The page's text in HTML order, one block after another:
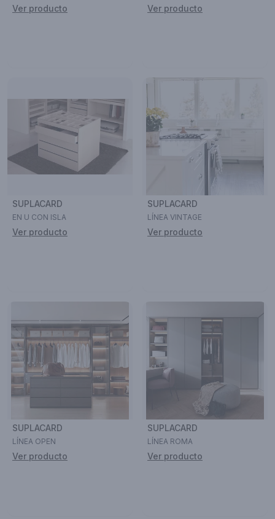
Ver producto Ver producto
SUPLACARD
EN U CON ISLA
Ver producto
SUPLACARD
LÍNEA VINTAGE
Ver producto
SUPLACARD
LÍNEA OPEN
Ver producto
SUPLACARD
LÍNEA ROMA
Ver producto